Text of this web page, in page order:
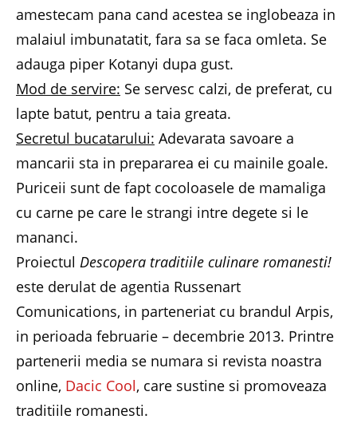
amestecam pana cand acestea se inglobeaza in
malaiul imbunatatit, fara sa se faca omleta. Se
adauga piper Kotanyi dupa gust.
Mod de servire: Se servesc calzi, de preferat, cu
lapte batut, pentru a taia greata.
Secretul bucatarului: Adevarata savoare a
mancarii sta in prepararea ei cu mainile goale.
Puriceii sunt de fapt cocoloasele de mamaliga
cu carne pe care le strangi intre degete si le
mananci.
Proiectul Descopera traditiile culinare romanesti!
este derulat de agentia Russenart
Comunications, in parteneriat cu brandul Arpis,
in perioada februarie – decembrie 2013. Printre
partenerii media se numara si revista noastra
online, Dacic Cool, care sustine si promoveaza
traditiile romanesti.